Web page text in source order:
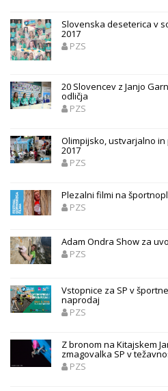
Slovenska deseterica v
2017
PZS
20 Slovencev z Janjo
odličja
PZS
Olimpijsko, ustvarjalno
2017
PZS
Plezalni filmi na
PZS
Adam Ondra Show za
PZS
Vstopnice za SP v
naprodaj
PZS
Z bronom na Kitajskem
zmagovalka SP v
PZS